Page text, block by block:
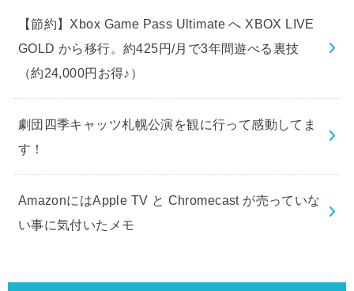
【節約】Xbox Game Pass Ultimate へ XBOX LIVE
GOLD から移行。約425円/月で3年間遊べる裏技
（約24,000円お得♪）
劇団四季キャッツ札幌公演を観に行って感動してま
す！
AmazonにはApple TV と Chromecast が売っていな
い事に気付いたメモ